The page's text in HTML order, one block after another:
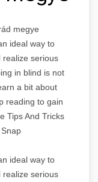
megye
ideal way to
serious
in blind is not
a bit about
reading to gain
Tips And Tricks
ideal way to
serious